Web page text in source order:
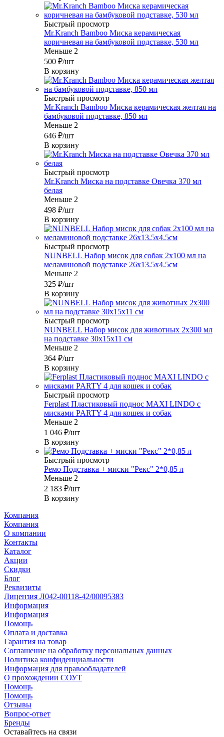
Быстрый просмотр
Mr.Kranch Bamboo Миска керамическая
коричневая на бамбуковой подставке, 530 мл
Меньше 2
500 ₽/шт
В корзину
Быстрый просмотр
Mr.Kranch Bamboo Миска керамическая желтая на
бамбуковой подставке, 850 мл
Меньше 2
646 ₽/шт
В корзину
Быстрый просмотр
Mr.Kranch Миска на подставке Овечка 370 мл
белая
Меньше 2
498 ₽/шт
В корзину
Быстрый просмотр
NUNBELL Набор мисок для собак 2х100 мл на
меламиновой подставке 26х13.5х4.5см
Меньше 2
325 ₽/шт
В корзину
Быстрый просмотр
NUNBELL Набор мисок для животных 2х300 мл
на подставке 30х15х11 см
Меньше 2
364 ₽/шт
В корзину
Быстрый просмотр
Ferplast Пластиковый поднос MAXI LINDO с
мисками PARTY 4 для кошек и собак
Меньше 2
1 046 ₽/шт
В корзину
Быстрый просмотр
Ремо Подставка + миски "Рекс" 2*0,85 л
Меньше 2
2 183 ₽/шт
В корзину
Компания
Компания
О компании
Контакты
Каталог
Акции
Скидки
Блог
Реквизиты
Лицензия Л042-00118-42/00095383
Информация
Информация
Помощь
Оплата и доставка
Гарантия на товар
Соглашение на обработку персональных данных
Политика конфиденциальности
Информация для правообладателей
О прохождении СОУТ
Помощь
Помощь
Отзывы
Вопрос-ответ
Бренды
Оставайтесь на связи